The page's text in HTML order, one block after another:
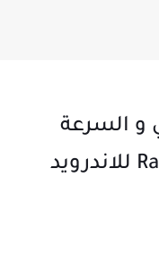
و السرعة
Rally Fury Extreme Racing للاندرويد